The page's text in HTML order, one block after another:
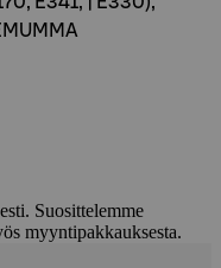
Suosittelemme
myyntipakkauksesta.